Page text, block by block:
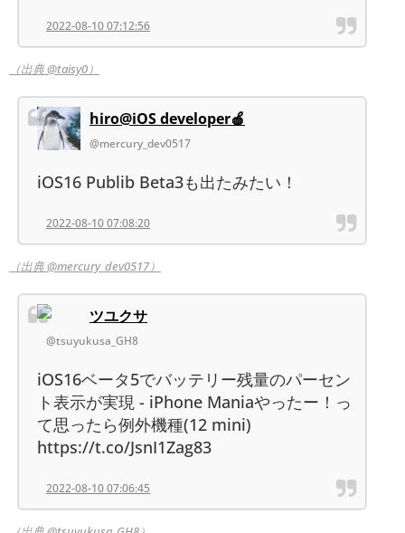
2022-08-10 07:12:56
（出典 @taisy0）
hiro@iOS developer🍎
@mercury_dev0517
iOS16 Publib Beta3も出たみたい！
2022-08-10 07:08:20
（出典 @mercury_dev0517）
ツユクサ
@tsuyukusa_GH8
iOS16ベータ5でバッテリー残量のパーセン
ト表示が実現 - iPhone Maniaやったー！っ
て思ったら例外機種(12 mini)
https://t.co/JsnI1Zag83
2022-08-10 07:06:45